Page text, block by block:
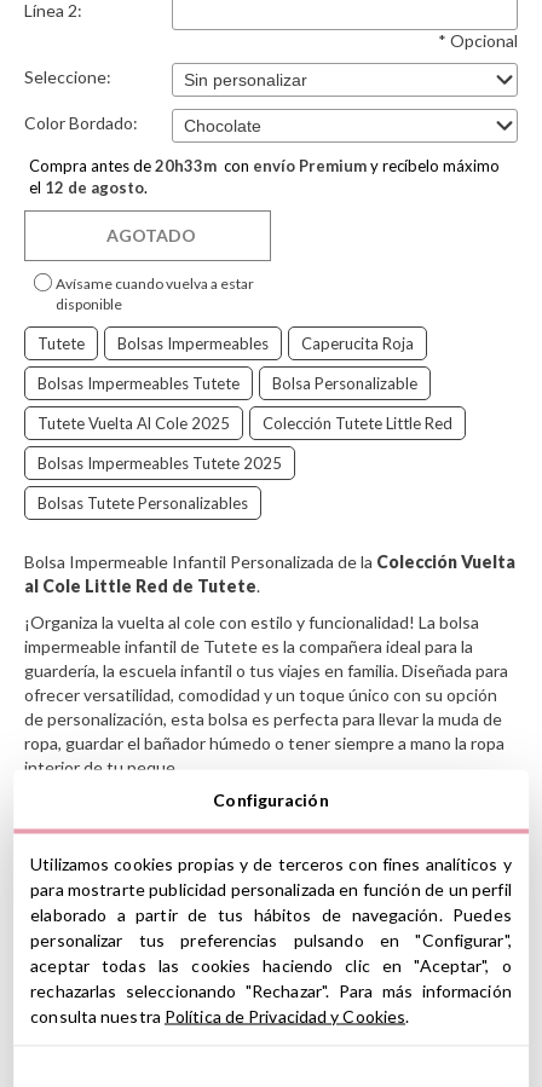
Línea 2:
* Opcional
Seleccione:
Color Bordado:
Compra antes de20h33m con envío Premiumy recíbelo máximo
el 12 de agosto.
Avísame cuando vuelva a estar
disponible
AGOTADO
Tutete Bolsas Impermeables Caperucita Roja
Bolsas Impermeables Tutete Bolsa Personalizable
Tutete Vuelta Al Cole 2025 Colección Tutete Little Red
Bolsas Impermeables Tutete 2025
Bolsas Tutete Personalizables
Bolsa Impermeable Infantil Personalizada de la Colección Vuelta
al Cole Little Red de Tutete.
¡Organiza la vuelta al cole con estilo y funcionalidad! La bolsa
impermeable infantil de Tutete es la compañera ideal para la
guardería, la escuela infantil o tus viajes en familia. Diseñada para
ofrecer versatilidad, comodidad y un toque único con su opción
de personalización, esta bolsa es perfecta para llevar la muda de
ropa, guardar el bañador húmedo o tener siempre a mano la ropa
interior de tu peque.
Cuenta con un amplio compartimento, cierre de cremallera y asa
con botón a presión para colgarla del carrito o llevarla
¿Por qué elegir nuestra bolsa impermeable infantil?
Impermeable por dentro: ideal para ropa húmeda
Personalizable con el nombre de tu peque (hasta 12
caracteres)
Perfecta para la escuela infantil, actividades extraescolares o
Configuración
Utilizamos cookies propias y de terceros con fines analíticos y
para mostrarte publicidad personalizada en función de un perfil
elaborado a partir de tus hábitos de navegación. Puedes
personalizar tus preferencias pulsando en "Configurar",
aceptar todas las cookies haciendo clic en "Aceptar", o
rechazarlas seleccionando "Rechazar". Para más información
consulta nuestra Política de Privacidad y Cookies.